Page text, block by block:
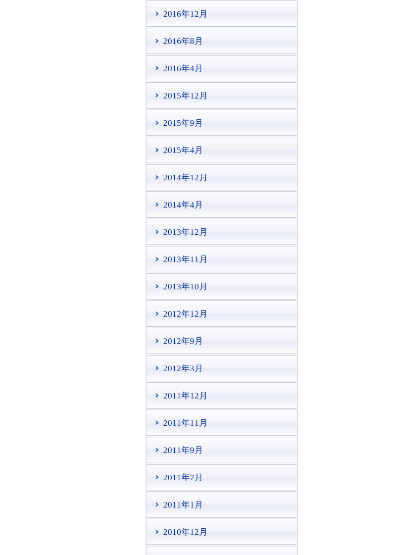
2016年12月
2016年8月
2016年4月
2015年12月
2015年9月
2015年4月
2014年12月
2014年4月
2013年12月
2013年11月
2013年10月
2012年12月
2012年9月
2012年3月
2011年12月
2011年11月
2011年9月
2011年7月
2011年1月
2010年12月